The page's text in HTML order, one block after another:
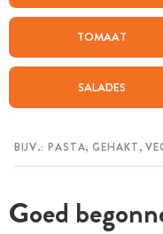
TOMAAT
SALADES
Goed
WEEKMENU
CHAT MET MAIA
MIJN BEWAARDE RECEPTEN